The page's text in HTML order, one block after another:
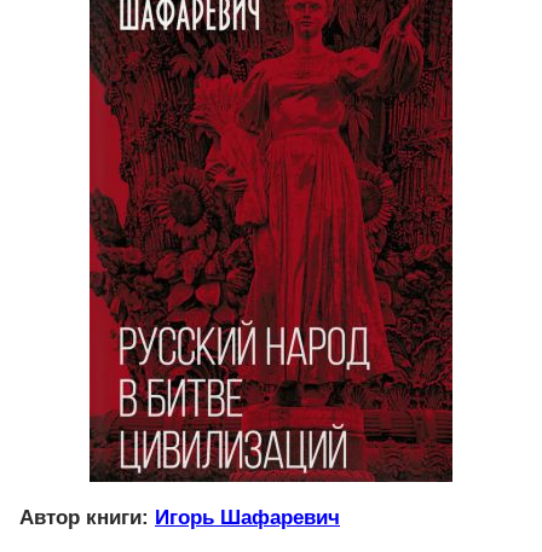
Автор книги: Игорь Шафаревич